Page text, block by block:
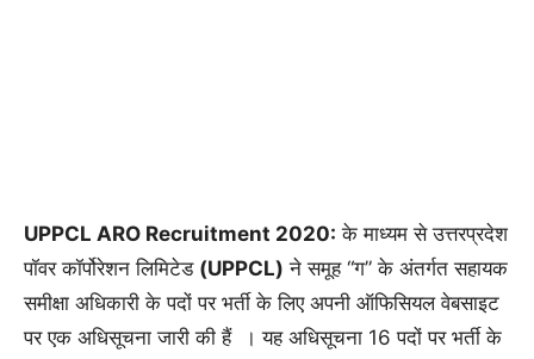
UPPCL ARO Recruitment 2020: के माध्यम से उत्तरप्रदेश
पॉवर कॉर्पोरेशन लिमिटेड (UPPCL) ने समूह “ग” के अंतर्गत सहायक
समीक्षा अधिकारी के पदों पर भर्ती के लिए अपनी ऑफिसियल वेबसाइट
पर एक अधिसूचना जारी की हैं । यह अधिसूचना 16 पदों पर भर्ती के